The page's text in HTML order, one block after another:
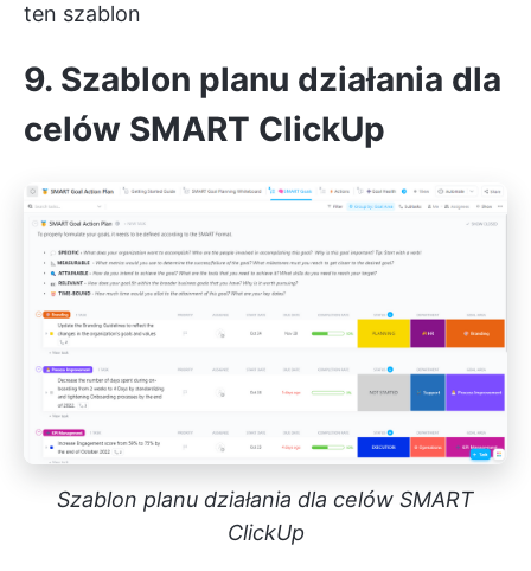
ten szablon
9. Szablon planu działania dla
celów SMART ClickUp
Szablon planu działania dla celów SMART
ClickUp